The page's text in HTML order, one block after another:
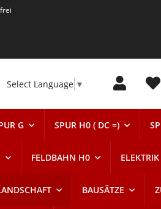
Select Language ▼
G SPUR H0 ( DC =)
FELDBAHN H0 ELEKTRIK
BAUSÄTZE